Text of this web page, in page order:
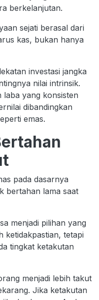
berkelanjutan.
sejati berasal dari
kas, bukan hanya
investasi jangka
nilai intrinsik.
yang konsisten
dibandingkan
emas.
pada dasarnya
bertahan lama saat
menjadi pilihan yang
ketidakpastian, tetapi
tingkat ketakutan
menjadi lebih takut
Jika ketakutan